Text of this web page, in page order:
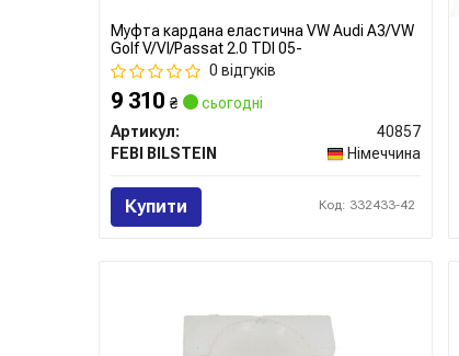
Муфта кардана еластична VW Audi A3/VW
Golf V/VI/Passat 2.0 TDI 05-
0 відгуків
9 310 ₴
сьогодні
Артикул:
40857
FEBI BILSTEIN
Німеччина
Купити Код: 332433-42